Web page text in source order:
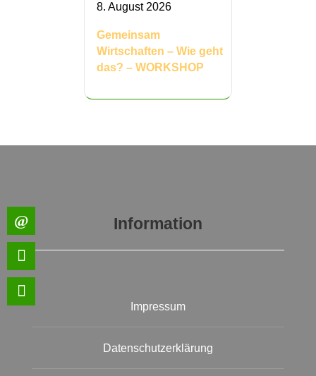
8. August 2026
Gemeinsam
Wirtschaften – Wie geht
das? – WORKSHOP
Information
Impressum
Datenschutzerklärung